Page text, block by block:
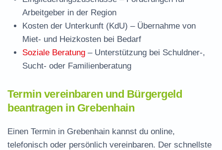
Arbeitgeber in der Region
Kosten der Unterkunft (KdU) – Übernahme von
Miet- und Heizkosten bei Bedarf
Soziale Beratung – Unterstützung bei Schuldner-,
Sucht- oder Familienberatung
Termin vereinbaren und Bürgergeld
beantragen in Grebenhain
Einen Termin in Grebenhain kannst du online,
telefonisch oder persönlich vereinbaren. Der schnellste